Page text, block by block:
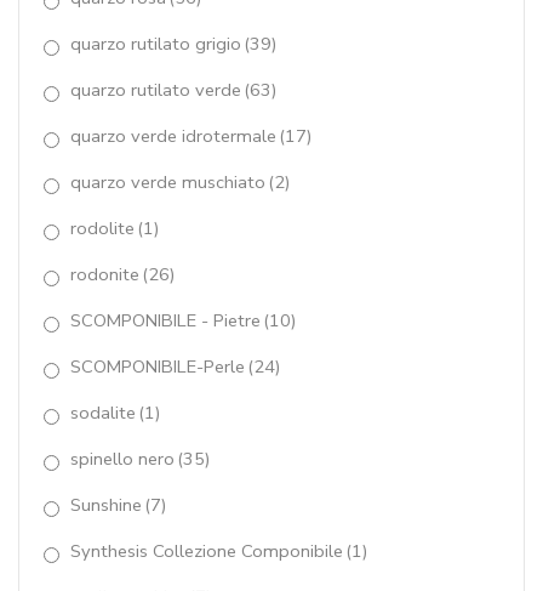
quarzo rutilato grigio (39)
quarzo rutilato verde (63)
quarzo verde idrotermale (17)
quarzo verde muschiato (2)
rodolite (1)
rodonite (26)
SCOMPONIBILE - Pietre (10)
SCOMPONIBILE-Perle (24)
sodalite (1)
spinello nero (35)
Sunshine (7)
Synthesis Collezione Componibile (1)